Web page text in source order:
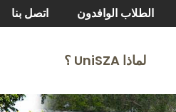
الطلاب الوافدون اتصل بنا
لماذا UniSZA ⸮